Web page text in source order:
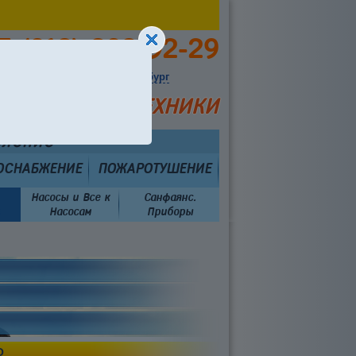
(912) 292-92-29
Екатеринбург
И САНТЕХНИКИ
ПОЖАРОТУШЕНИЕ
Насосы и Все к
Насосам
Санфаянс.
Приборы